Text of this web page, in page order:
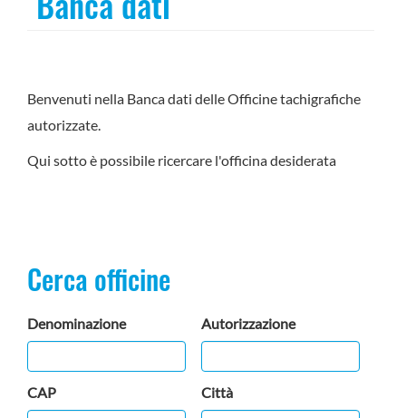
Benvenuti nella Banca dati delle Officine tachigrafiche
autorizzate.
Qui sotto è possibile ricercare l'officina desiderata
Cerca officine
Denominazione Autorizzazione
CAP Città